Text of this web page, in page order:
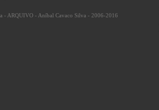
- ARQUIVO - Aníbal Cavaco Silva - 2006-2016